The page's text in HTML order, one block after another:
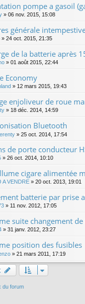
pompe a gasoil
» 06 nov. 2015, 15:08
générale
» 24 oct. 2015, 21:35
de la batterie après
» 01 août 2015, 22:44
Economy
» 12 mars 2015, 19:43
enjoliveur de roue
» 18 déc. 2014, 14:59
Bluetooth
» 25 oct. 2014, 17:54
de porte conducteur
» 26 oct. 2014, 10:10
cigare alimentée
A VENDRE » 20 oct. 2013, 19:01
batterie par prise
» 11 nov. 2012, 17:05
suite changement de
» 31 janv. 2012, 23:27
position des fusibles
» 21 mars 2011, 17:19
du forum